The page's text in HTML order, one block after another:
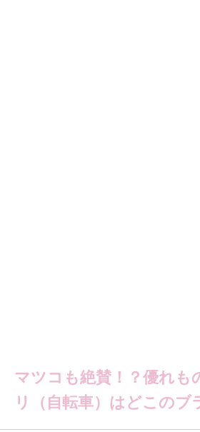
マツコも絶賛！？優れも
リ（自転車）はどこのブ